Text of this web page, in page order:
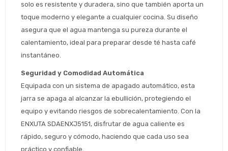
solo es resistente y duradera, sino que también aporta un
toque moderno y elegante a cualquier cocina. Su diseño
asegura que el agua mantenga su pureza durante el
calentamiento, ideal para preparar desde té hasta café
instantáneo.
Seguridad y Comodidad Automática
Equipada con un sistema de apagado automático, esta
jarra se apaga al alcanzar la ebullición, protegiendo el
equipo y evitando riesgos de sobrecalentamiento. Con la
ENXUTA SDAENXJ5151, disfrutar de agua caliente es
rápido, seguro y cómodo, haciendo que cada uso sea
práctico y confiable.
Comprá ahora y Pagá
Después, hasta en 12
cuotas y sin tocar tu
tarjeta de crédito
Estimado/a
Después.
¡Tenés hasta
para comprar en las cuotas
que prefieras!
Elegí tus productos preferidos
Ups!
Parece que no tenes oferta, lamentamos
el inconveniente, por cualquier duda
contactanos en
preguntas@pagodespues.com.uy
¡Algo salió mal!
Por favor intenta nuevamente mas tarde.